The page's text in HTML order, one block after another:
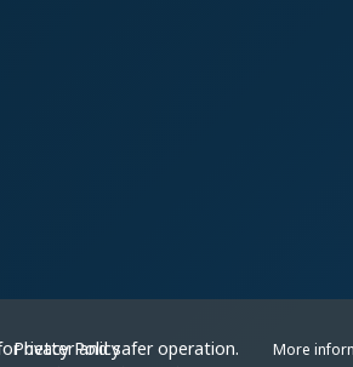
Privacy Policy
for better and safer operation. More